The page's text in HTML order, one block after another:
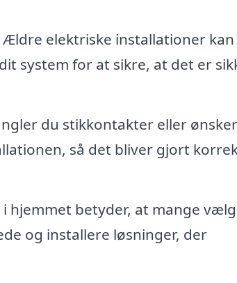
Ældre elektriske installationer
system for at sikre, at det er
du stikkontakter eller
så det bliver gjort
hjemmet betyder, at mange
og installere løsninger, der